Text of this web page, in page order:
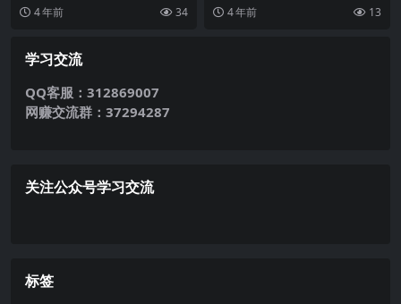
都有个疑惑，因为与自媒体运营不
同的是，只单一看阅读...
4 年前 34
最具发展前景，素质教育绝对有一
席之地。 随着国家政...
4 年前 13
学习交流
QQ客服：312869007
网赚交流群：37294287
关注公众号学习交流
标签